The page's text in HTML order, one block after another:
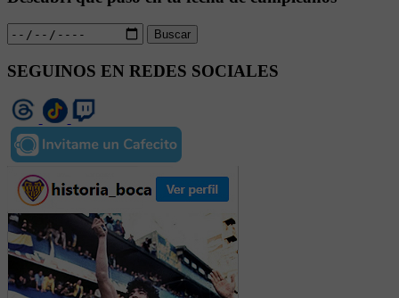
Buscar
SEGUINOS EN REDES SOCIALES